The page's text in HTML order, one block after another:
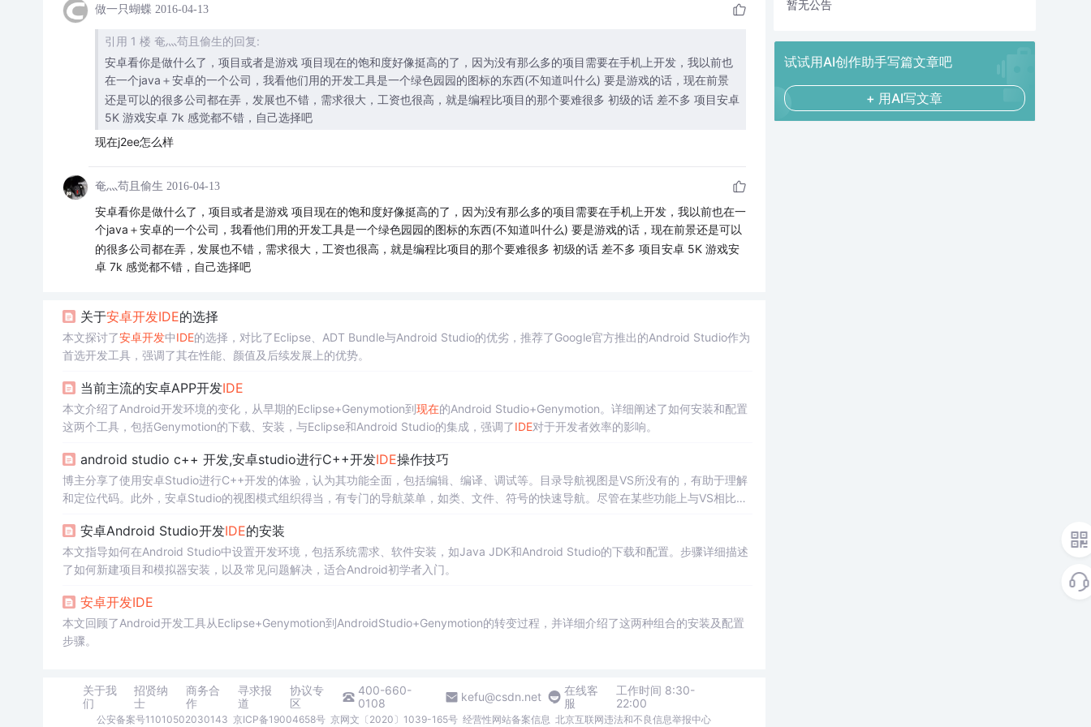
做一只蝴蝶 2016-04-13
引用 1 楼 奄灬苟且偷生的回复:
安卓看你是做什么了，项目或者是游戏 项目现在的饱和度好像挺高的了，因为没有那么多的项目需要在手机上开发，我以前也
在一个java＋安卓的一个公司，我看他们用的开发工具是一个绿色园园的图标的东西(不知道叫什么) 要是游戏的话，现在前景
还是可以的很多公司都在弄，发展也不错，需求很大，工资也很高，就是编程比项目的那个要难很多 初级的话 差不多 项目安卓
5K 游戏安卓 7k 感觉都不错，自己选择吧
现在j2ee怎么样
奄灬苟且偷生 2016-04-13
安卓看你是做什么了，项目或者是游戏 项目现在的饱和度好像挺高的了，因为没有那么多的项目需要在手机上开发，我以前也在一
个java＋安卓的一个公司，我看他们用的开发工具是一个绿色园园的图标的东西(不知道叫什么) 要是游戏的话，现在前景还是可以
的很多公司都在弄，发展也不错，需求很大，工资也很高，就是编程比项目的那个要难很多 初级的话 差不多 项目安卓 5K 游戏安
卓 7k 感觉都不错，自己选择吧
关于安卓开发IDE的选择
本文探讨了安卓开发中IDE的选择，对比了Eclipse、ADT Bundle与Android Studio的优劣，推荐了Google官方推出的Android Studio作为
首选开发工具，强调了其在性能、颜值及后续发展上的优势。
当前主流的安卓APP开发IDE
本文介绍了Android开发环境的变化，从早期的Eclipse+Genymotion到现在的Android Studio+Genymotion。详细阐述了如何安装和配置
这两个工具，包括Genymotion的下载、安装，与Eclipse和Android Studio的集成，强调了IDE对于开发者效率的影响。
android studio c++ 开发,安卓studio进行C++开发IDE操作技巧
博主分享了使用安卓Studio进行C++开发的体验，认为其功能全面，包括编辑、编译、调试等。目录导航视图是VS所没有的，有助于理解
和定位代码。此外，安卓Studio的视图模式组织得当，有专门的导航菜单，如类、文件、符号的快速导航。尽管在某些功能上与VS相比略
安卓Android Studio开发IDE的安装
本文指导如何在Android Studio中设置开发环境，包括系统需求、软件安装，如Java JDK和Android Studio的下载和配置。步骤详细描述
了如何新建项目和模拟器安装，以及常见问题解决，适合Android初学者入门。
安卓开发IDE
本文回顾了Android开发工具从Eclipse+Genymotion到AndroidStudio+Genymotion的转变过程，并详细介绍了这两种组合的安装及配置
步骤。
关于我
们
招贤纳
士
商务合
作
寻求报
道
协议专
区
400-660-
0108
kefu@csdn.net
在线客
服
工作时间 8:30-
22:00
公安备案号11010502030143 京ICP备19004658号 京网文〔2020〕1039-165号 经营性网站备案信息 北京互联网违法和不良信息举报中心
暂无公告
试试用AI创作助手写篇文章吧
+ 用AI写文章